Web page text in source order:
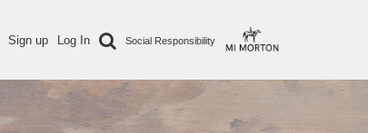
Sign up Log In Social Responsibility